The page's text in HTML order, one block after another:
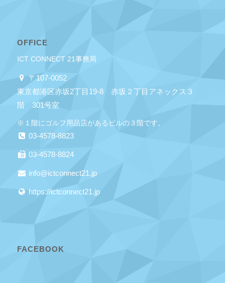
OFFICE
ICT CONNECT 21事務局
〒107-0052
東京都港区赤坂2丁目19-8 赤坂２丁目アネックス３
階 301号室
※１階にゴルフ用品店があるビルの３階です。
03-4578-8823
03-4578-8824
info@ictconnect21.jp
https://ictconnect21.jp
FACEBOOK